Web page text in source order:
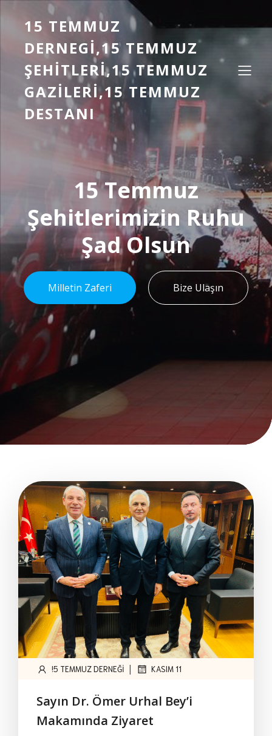
15 TEMMUZ
DERNEGI,15 TEMMUZ
ŞEHITLERI,15 TEMMUZ
GAZILERI,15 TEMMUZ
DESTANI
15 Temmuz
Şehitlerimizin Ruhu
Şad Olsun
Milletin Zaferi Bize Ulaşın
!5 TEMMUZ DERNEĞI | KASIM 11
Sayın Dr. Ömer Urhal Bey’i
Makamında Ziyaret